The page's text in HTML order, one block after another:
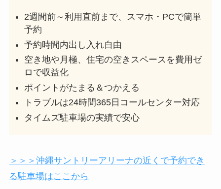
2週間前～利用直前まで、スマホ・PCで簡単
予約
予約時間内出し入れ自由
空き地や月極、住宅の空きスペースを費用ゼ
ロで収益化
ポイントがたまる＆つかえる
トラブルは24時間365日コールセンター対応
タイムズ駐車場の実績で安心
＞＞＞沖縄サントリーアリーナの近くで予約でき
る駐車場はここから